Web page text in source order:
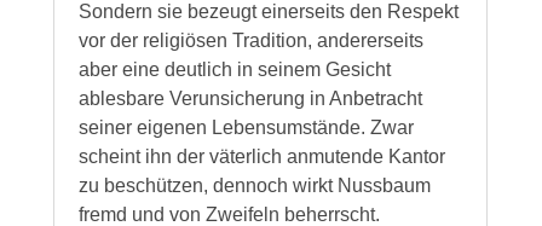
Sondern sie bezeugt einerseits den Respekt
vor der religiösen Tradition, andererseits
aber eine deutlich in seinem Gesicht
ablesbare Verunsicherung in Anbetracht
seiner eigenen Lebensumstände. Zwar
scheint ihn der väterlich anmutende Kantor
zu beschützen, dennoch wirkt Nussbaum
fremd und von Zweifeln beherrscht.